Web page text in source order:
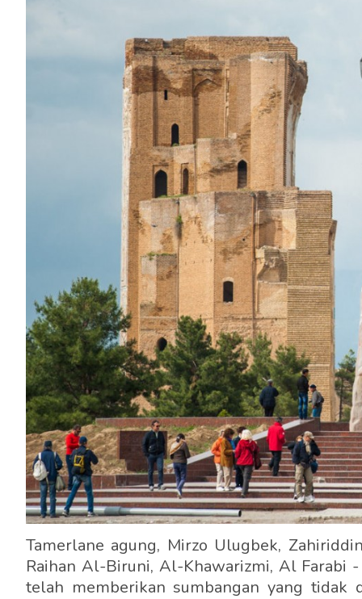
Tamerlane agung, Mirzo Ulugbek,
Raihan Al-Biruni, Al-Khawarizmi, Al Farabi
telah memberikan sumbangan yang tidak